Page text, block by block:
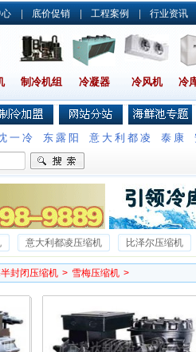
| 底价促销 | 工程案例 | 行业资讯
制冷机组 冷凝器 冷风机 冷
一冷 东露阳 意大利都凌 泰康
意大利都凌压缩机
比泽尔压缩机
压缩机 沃克压缩机
雪梅压缩机
封闭压缩机 > 雪梅压缩机 >